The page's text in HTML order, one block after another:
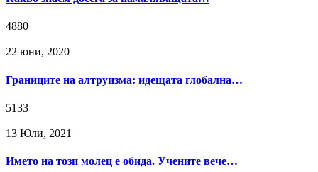
4880
22 юни, 2020
Границите на алтруизма: идещата глобална…
5133
13 Юли, 2021
Името на този молец е обида. Учените вече…